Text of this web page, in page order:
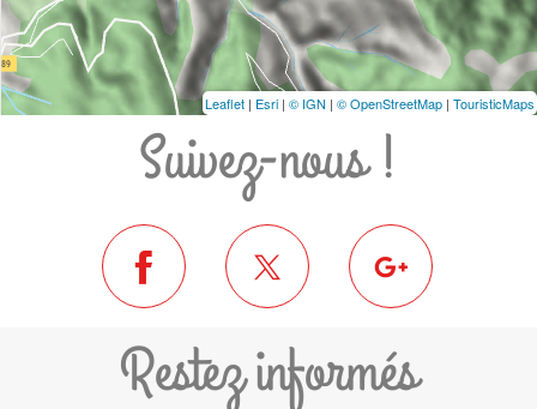
Leaflet | Esri | © IGN | © OpenStreetMap | TouristicMaps
Suivez-nous !
Restez informés